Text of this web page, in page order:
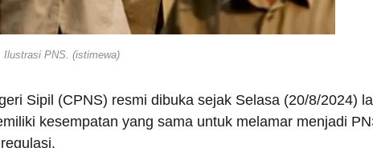
Ilustrasi PNS. (istimewa)
Sipil (CPNS) resmi dibuka sejak Selasa (20/8/2024)
kesempatan yang sama untuk melamar menjadi